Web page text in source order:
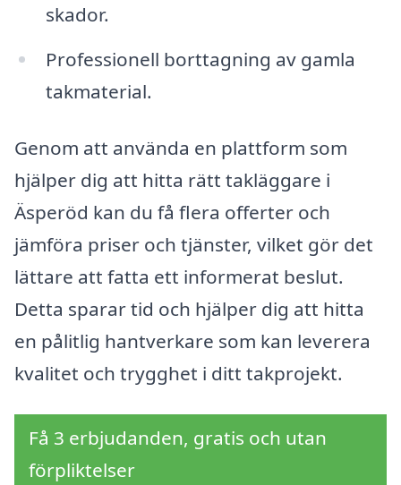
skador.
Professionell borttagning av gamla
takmaterial.
Genom att använda en plattform som
hjälper dig att hitta rätt takläggare i
Äsperöd kan du få flera offerter och
jämföra priser och tjänster, vilket gör det
lättare att fatta ett informerat beslut.
Detta sparar tid och hjälper dig att hitta
en pålitlig hantverkare som kan leverera
kvalitet och trygghet i ditt takprojekt.
Få 3 erbjudanden, gratis och utan
förpliktelser